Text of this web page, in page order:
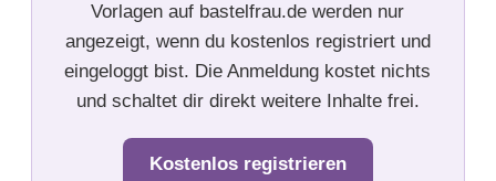
Vorlagen auf bastelfrau.de werden nur
angezeigt, wenn du kostenlos registriert und
eingeloggt bist. Die Anmeldung kostet nichts
und schaltet dir direkt weitere Inhalte frei.
Kostenlos registrieren